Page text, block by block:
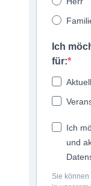
Ich
für:
Ich
und
Sie